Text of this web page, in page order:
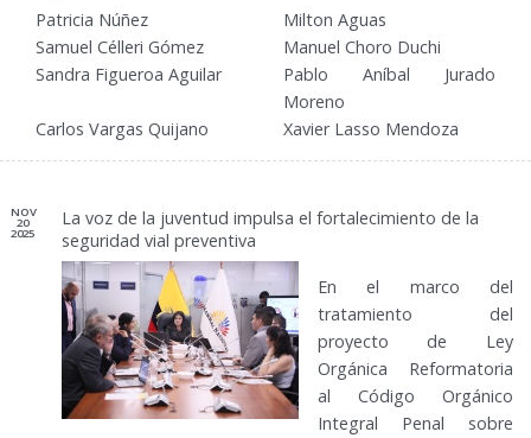
Patricia Núñez
Milton Aguas
Samuel Célleri Gómez
Manuel Choro Duchi
Sandra Figueroa Aguilar
Pablo Aníbal Jurado
Moreno
Carlos Vargas Quijano
Xavier Lasso Mendoza
NOV
20
2025
La voz de la juventud impulsa el fortalecimiento de la
seguridad vial preventiva
En el marco del
tratamiento del
proyecto de Ley
Orgánica Reformatoria
al Código Orgánico
Integral Penal sobre